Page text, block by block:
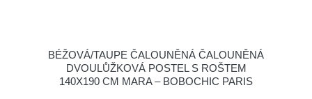
BÉŽOVÁ/TAUPE ČALOUNĚNÁ ČALOUNĚNÁ
DVOULŮŽKOVÁ POSTEL S ROŠTEM
140X190 CM MARA – BOBOCHIC PARIS